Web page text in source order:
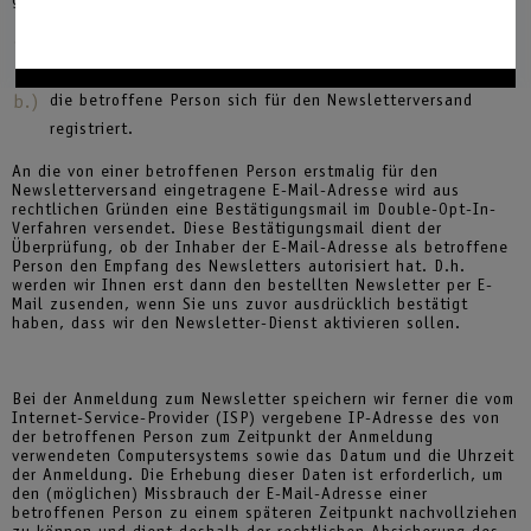
verfügt und
die betroffene Person sich für den Newsletterversand
registriert.
An die von einer betroffenen Person erstmalig für den
Newsletterversand eingetragene E-Mail-Adresse wird aus
rechtlichen Gründen eine Bestätigungsmail im Double-Opt-In-
Verfahren versendet. Diese Bestätigungsmail dient der
Überprüfung, ob der Inhaber der E-Mail-Adresse als betroffene
Person den Empfang des Newsletters autorisiert hat. D.h.
werden wir Ihnen erst dann den bestellten Newsletter per E-
Mail zusenden, wenn Sie uns zuvor ausdrücklich bestätigt
haben, dass wir den Newsletter-Dienst aktivieren sollen.
Bei der Anmeldung zum Newsletter speichern wir ferner die vom
Internet-Service-Provider (ISP) vergebene IP-Adresse des von
der betroffenen Person zum Zeitpunkt der Anmeldung
verwendeten Computersystems sowie das Datum und die Uhrzeit
der Anmeldung. Die Erhebung dieser Daten ist erforderlich, um
den (möglichen) Missbrauch der E-Mail-Adresse einer
betroffenen Person zu einem späteren Zeitpunkt nachvollziehen